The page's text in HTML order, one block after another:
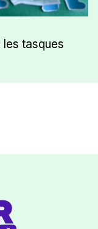
tasques